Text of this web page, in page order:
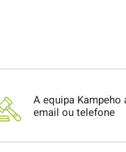
A equipa
email ou telefone